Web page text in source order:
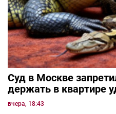
Суд в Москве
держать в квартире
вчера, 18:43